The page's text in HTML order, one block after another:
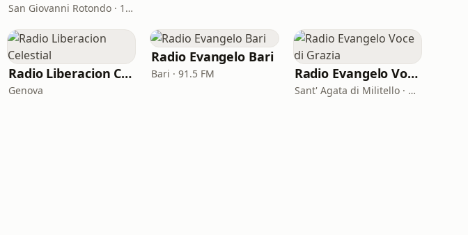
San Giovanni Rotondo · 102.9 FM
Radio Liberacion Celestial
Genova
Radio Evangelo Bari
Bari · 91.5 FM Radio Evangelo Voce di Grazia
Sant' Agata di Militello · 88.25 FM